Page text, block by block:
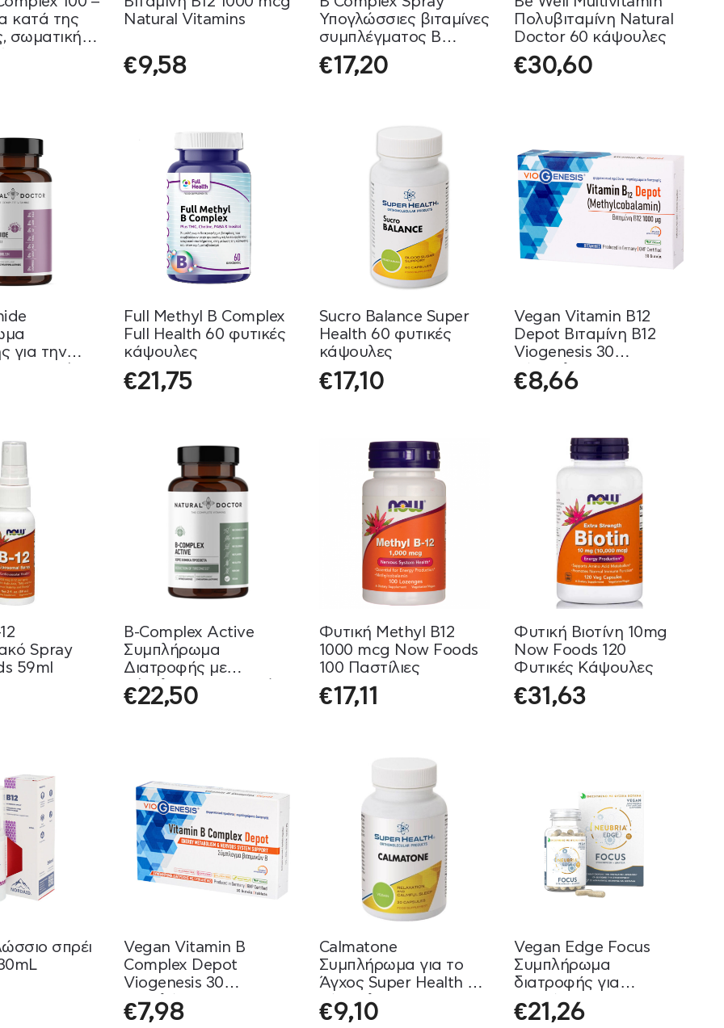
κατά της
σωματικής
Natural
Natural Vitamins
€9,58
Υπογλώσσιες βιταμίνες
συμπλέγματος Β
NordAid 30mL
€17,20
Πολυβιταμίνη Natural
Doctor 60 κάψουλες
€30,60
για την
Natural
Full Methyl B Complex
Full Health 60 φυτικές
κάψουλες
€21,75
Sucro Balance Super
Health 60 φυτικές
κάψουλες
€17,10
Vegan Vitamin B12
Depot Βιταμίνη Β12
Viogenesis 30
κάψουλες
€8,66
Spray
59ml
B-Complex Active
Συμπλήρωμα
Διατροφής με
Σύμπλεγμα Βιταμινών
B Natural Doctor 60
€22,50
Φυτική Methyl B12
1000 mcg Now Foods
100 Παστίλιες
€17,11
Φυτική Βιοτίνη 10mg
Now Foods 120
Φυτικές Κάψουλες
€31,63
σπρέι
Vegan Vitamin B
Complex Depot
Viogenesis 30
Ταμπλέτες
€7,98
Calmatone
Συμπλήρωμα για το
Άγχος Super Health 30
κάψουλες
€9,10
Vegan Edge Focus
Συμπλήρωμα
διατροφής για
συγκέντρωση και
διαύγεια Neubria 60
€21,26